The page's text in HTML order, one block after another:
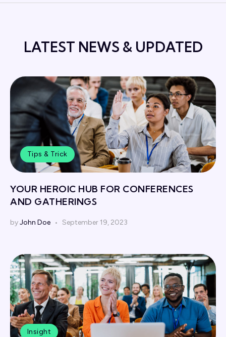
LATEST NEWS & UPDATED
Tips & Trick
YOUR HEROIC HUB FOR CONFERENCES
AND GATHERINGS
byJohn Doe September 19, 2023
Insight